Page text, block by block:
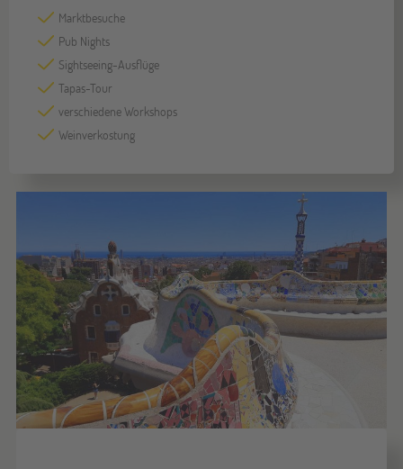
Marktbesuche
Pub Nights
Sightseeing-Ausflüge
Tapas-Tour
verschiedene Workshops
Weinverkostung